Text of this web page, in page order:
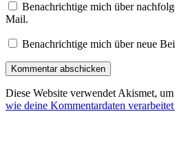
Benachrichtige mich über
Mail.
Benachrichtige mich über neue
Diese Website verwendet Akismet,
wie deine Kommentardaten